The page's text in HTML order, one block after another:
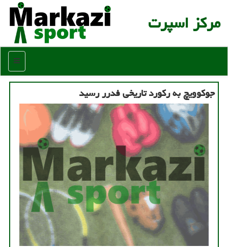
مركز اسپرت
منو
جوكوویچ به ركورد تاریخی فدرر رسید